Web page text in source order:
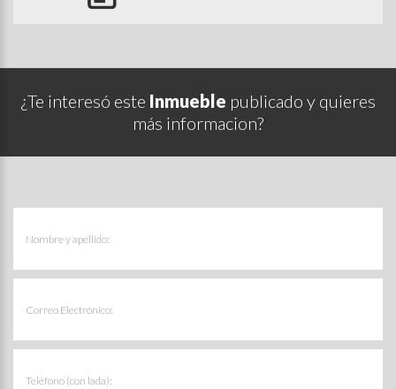
¿Te interesó este Inmueble publicado y quieres
más informacion?